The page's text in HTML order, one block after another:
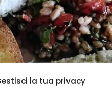
la tua privacy